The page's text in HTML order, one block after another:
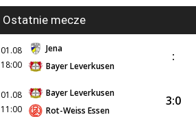
Ostatnie mecze
01.08
18:00
Jena
Bayer Leverkusen
:
01.08
11:00
Bayer Leverkusen
Rot-Weiss Essen
3:0